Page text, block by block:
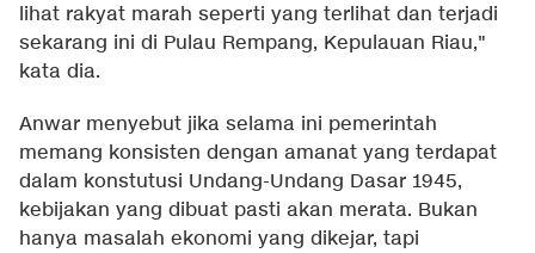
lihat rakyat marah seperti yang terlihat dan terjadi
sekarang ini di Pulau Rempang, Kepulauan Riau,"
kata dia.
Anwar menyebut jika selama ini pemerintah
memang konsisten dengan amanat yang terdapat
dalam konstutusi Undang-Undang Dasar 1945,
kebijakan yang dibuat pasti akan merata. Bukan
hanya masalah ekonomi yang dikejar, tapi